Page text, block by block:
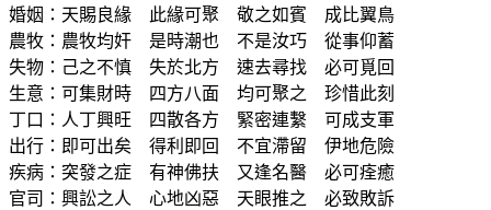
婚姻：天賜良緣 此緣可聚 敬之如賓 成比翼鳥
農牧：農牧均奸 是時潮也 不是汝巧 從事仰蓄
失物：己之不慎 失於北方 速去尋找 必可覓回
生意：可集財時 四方八面 均可聚之 珍惜此刻
丁口：人丁興旺 四散各方 緊密連繫 可成支軍
出行：即可出矣 得利即回 不宜滯留 伊地危險
疾病：突發之症 有神佛扶 又逢名醫 必可痊癒
官司：興訟之人 心地凶惡 天眼推之 必致敗訴